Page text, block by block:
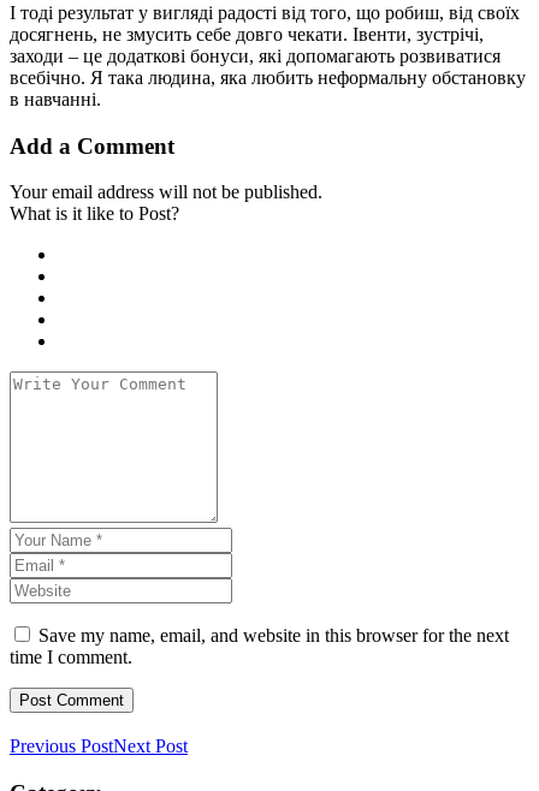
І тоді результат у вигляді радості від того, що робиш, від своїх
досягнень, не змусить себе довго чекати. Івенти, зустрічі,
заходи – це додаткові бонуси, які допомагають розвиватися
всебічно. Я така людина, яка любить неформальну обстановку
в навчанні.
Add a Comment
Your email address will not be published.
What is it like to Post?
Save my name, email, and website in this browser for the next
time I comment.
Previous PostNext Post